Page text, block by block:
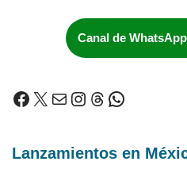
Canal de
Lanzamientos en